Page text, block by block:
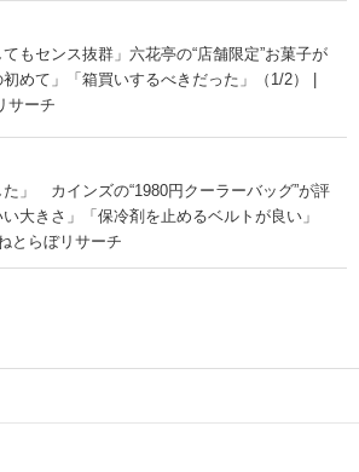
てもセンス抜群」六花亭の“店舗限定”お菓子が
めて」「箱買いするべきだった」（1/2） |
サーチ
た」 カインズの“1980円クーラーバッグ”が評
大きさ」「保冷剤を止めるベルトが良い」
とらぼリサーチ